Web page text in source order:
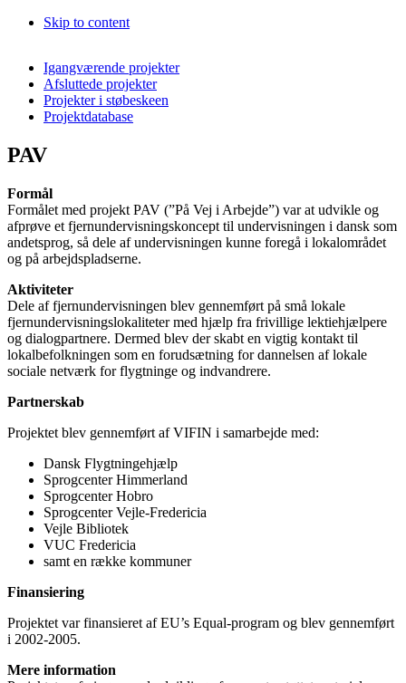
Skip to content
Igangværende projekter
Afsluttede projekter
Projekter i støbeskeen
Projektdatabase
PAV
Formål
Formålet med projekt PAV (”På Vej i Arbejde”) var at udvikle og
afprøve et fjernundervisningskoncept til undervisningen i dansk som
andetsprog, så dele af undervisningen kunne foregå i lokalområdet
og på arbejdspladserne.
Aktiviteter
Dele af fjernundervisningen blev gennemført på små lokale
fjernundervisningslokaliteter med hjælp fra frivillige lektiehjælpere
og dialogpartnere. Dermed blev der skabt en vigtig kontakt til
lokalbefolkningen som en forudsætning for dannelsen af lokale
sociale netværk for flygtninge og indvandrere.
Partnerskab
Projektet blev gennemført af VIFIN i samarbejde med:
Dansk Flygtningehjælp
Sprogcenter Himmerland
Sprogcenter Hobro
Sprogcenter Vejle-Fredericia
Vejle Bibliotek
VUC Fredericia
samt en række kommuner
Finansiering
Projektet var finansieret af EU’s Equal-program og blev gennemført
i 2002-2005.
Mere information